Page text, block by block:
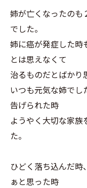
姉が亡くなったのも
でした。
姉に癌が発症した時
とは思えなくて
治るものだとばかり
いつも元気な姉でし
告げられた時
ようやく大切な家族
た。
ひどく落ち込んだ
ぁと思った時